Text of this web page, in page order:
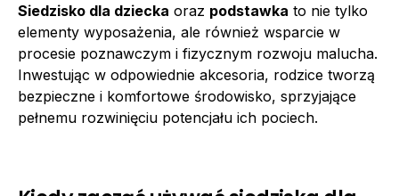
Siedzisko dla dziecka oraz podstawka to nie tylko
elementy wyposażenia, ale również wsparcie w
procesie poznawczym i fizycznym rozwoju malucha.
Inwestując w odpowiednie akcesoria, rodzice tworzą
bezpieczne i komfortowe środowisko, sprzyjające
pełnemu rozwinięciu potencjału ich pociech.